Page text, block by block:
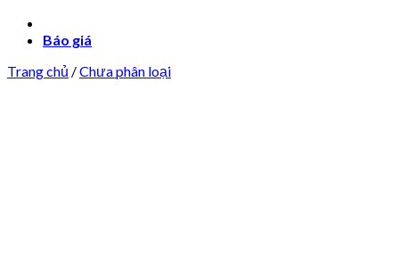
Báo giá
Trang chủ /Chưa phân loại